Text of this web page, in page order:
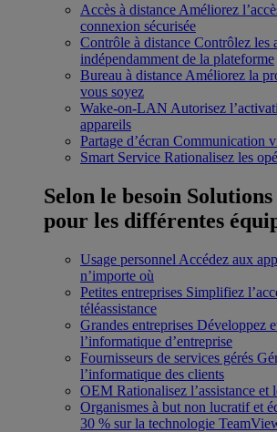
Accès à distance Améliorez
connexion sécurisée
Contrôle à distance Contrôlez les
indépendamment de la plateforme
Bureau à distance Améliorez la
vous soyez
Wake-on-LAN Autorisez
appareils
Partage d’écran Communication
Smart Service Rationalisez les
Selon le besoin
pour les différentes
Usage personnel Accédez aux
n’importe où
Petites entreprises Simplifiez
téléassistance
Grandes entreprises Développez
l’informatique d’entreprise
Fournisseurs de services gérés
l’informatique des clients
OEM Rationalisez l’assistance et
Organismes à but non lucratif et
30 % sur la technologie